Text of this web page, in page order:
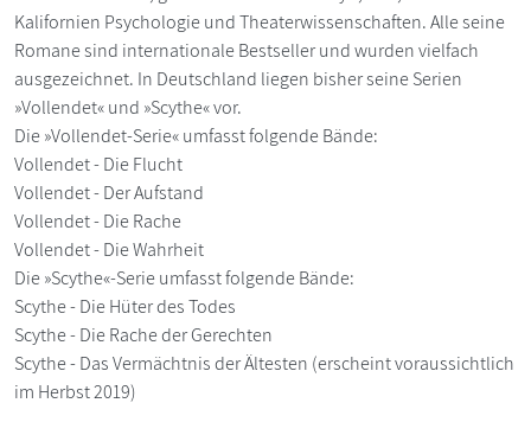
Kalifornien Psychologie und Theaterwissenschaften. Alle seine
Romane sind internationale Bestseller und wurden vielfach
ausgezeichnet. In Deutschland liegen bisher seine Serien
»Vollendet« und »Scythe« vor.
Die »Vollendet-Serie« umfasst folgende Bände:
Vollendet - Die Flucht
Vollendet - Der Aufstand
Vollendet - Die Rache
Vollendet - Die Wahrheit
Die »Scythe«-Serie umfasst folgende Bände:
Scythe - Die Hüter des Todes
Scythe - Die Rache der Gerechten
Scythe - Das Vermächtnis der Ältesten (erscheint voraussichtlich
im Herbst 2019)